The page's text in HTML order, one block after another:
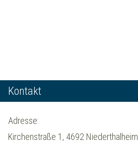
Kontakt
Adresse:
Kirchenstraße 1, 4692 Niederthalheim